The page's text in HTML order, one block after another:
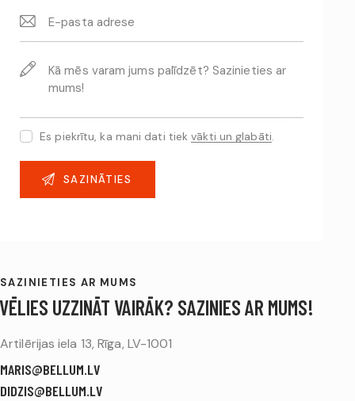
Es piekrītu, ka mani dati tiekvākti un glabāti.
SAZINIETIES AR MUMS
VĒLIES UZZINĀT VAIRĀK? SAZINIES AR MUMS!
Artilērijas iela 13, Rīga, LV-1001
MARIS@BELLUM.LV
DIDZIS@BELLUM.LV